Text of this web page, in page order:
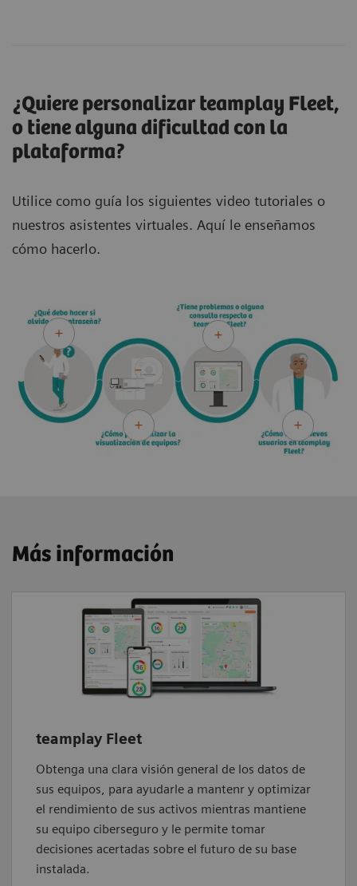
¿Quiere personalizar teamplay Fleet,
o tiene alguna dificultad con la
plataforma?
Utilice como guía los siguientes video tutoriales o
nuestros asistentes virtuales. Aquí le enseñamos
cómo hacerlo.
Más información
teamplay Fleet
Obtenga una clara visión general de los datos de
sus equipos, para ayudarle a mantenr y optimizar
el rendimiento de sus activos mientras mantiene
su equipo ciberseguro y le permite tomar
decisiones acertadas sobre el futuro de su base
instalada.